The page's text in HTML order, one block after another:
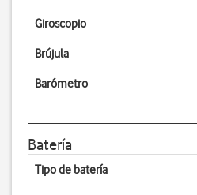
Giroscopio
Brújula
Barómetro
Batería
Tipo de batería